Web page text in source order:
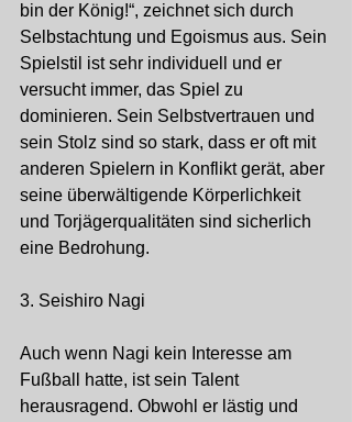
bin der König!“, zeichnet sich durch
Selbstachtung und Egoismus aus. Sein
Spielstil ist sehr individuell und er
versucht immer, das Spiel zu
dominieren. Sein Selbstvertrauen und
sein Stolz sind so stark, dass er oft mit
anderen Spielern in Konflikt gerät, aber
seine überwältigende Körperlichkeit
und Torjägerqualitäten sind sicherlich
eine Bedrohung.
3. Seishiro Nagi
Auch wenn Nagi kein Interesse am
Fußball hatte, ist sein Talent
herausragend. Obwohl er lästig und